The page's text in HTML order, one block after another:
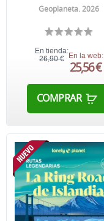
Geoplaneta. 2026
En tienda:
26,90 € En la web:
25,56 €
COMPRAR